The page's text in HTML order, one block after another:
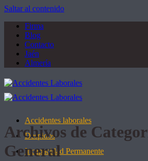
Saltar al contenido
Firma
Blog
Contacto
Jaén
Almería
Accidentes laborales
Despidos
Incapacidad Permanente
Archivos de
General